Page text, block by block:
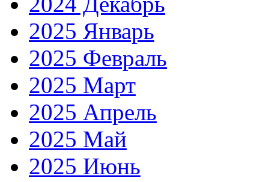
2025 Январь
2025 Февраль
2025 Март
2025 Апрель
2025 Май
2025 Июнь